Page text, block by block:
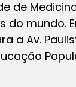
de
do mundo.
a Av.